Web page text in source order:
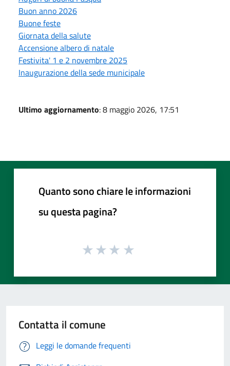
Buon anno 2026
Buone feste
Giornata della salute
Accensione albero di natale
Festivita' 1 e 2 novembre 2025
Inaugurazione della sede municipale
Ultimo aggiornamento: 8 maggio 2026, 17:51
Quanto sono chiare le informazioni
su questa pagina?
Contatta il comune
Leggi le domande frequenti